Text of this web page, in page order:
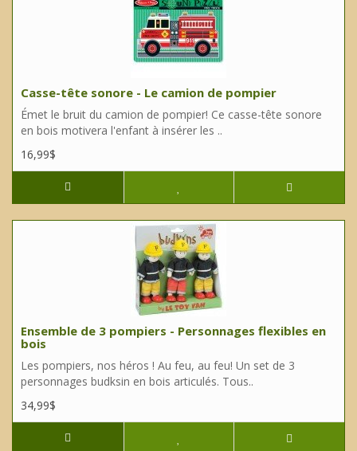
Casse-tête sonore - Le camion de pompier
Émet le bruit du camion de pompier! Ce casse-tête sonore
en bois motivera l'enfant à insérer les ..
16,99$
Ensemble de 3 pompiers - Personnages flexibles en
bois
Les pompiers, nos héros ! Au feu, au feu! Un set de 3
personnages budksin en bois articulés. Tous..
34,99$